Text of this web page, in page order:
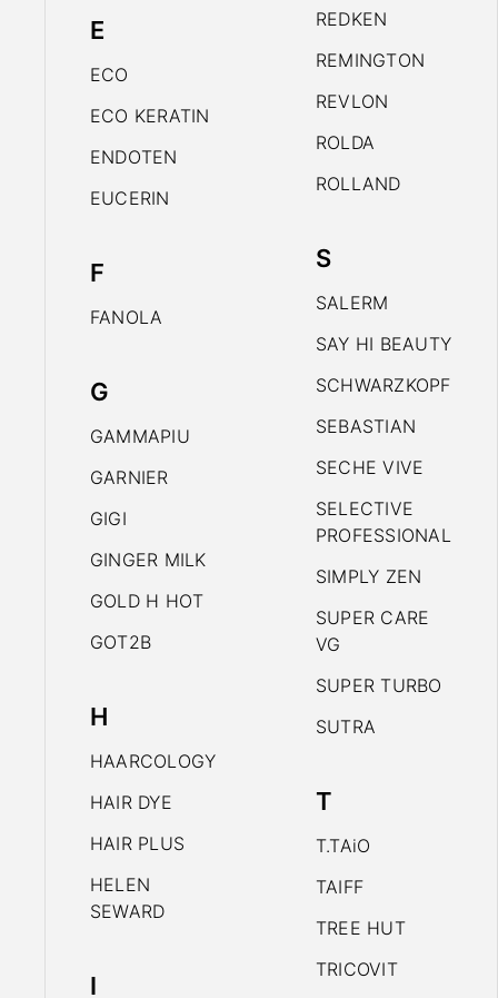
E
ECO
ECO KERATIN
ENDOTEN
EUCERIN
F
FANOLA
G
GAMMAPIU
GARNIER
GIGI
GINGER MILK
GOLD H HOT
GOT2B
H
HAARCOLOGY
HAIR DYE
HAIR PLUS
HELEN
SEWARD
I
REDKEN
REMINGTON
REVLON
ROLDA
ROLLAND
S
SALERM
SAY HI BEAUTY
SCHWARZKOPF
SEBASTIAN
SECHE VIVE
SELECTIVE
PROFESSIONAL
SIMPLY ZEN
SUPER CARE
VG
SUPER TURBO
SUTRA
T
T.TAiO
TAIFF
TREE HUT
TRICOVIT